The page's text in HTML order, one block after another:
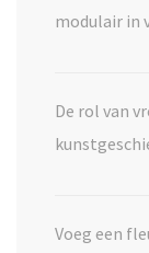
modulair in
De rol van
Voeg een